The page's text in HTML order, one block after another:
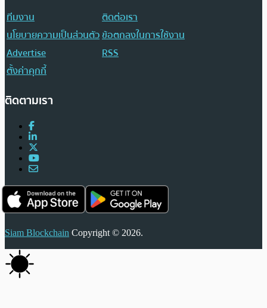
ทีมงาน
ติดต่อเรา
นโยบายความเป็นส่วนตัวข้อตกลงในการใช้งาน
Advertise
RSS
ตั้งค่าคุกกี้
ติดตามเรา
Siam Blockchain Copyright © 2026.